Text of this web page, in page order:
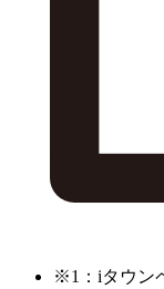
※1：iタウン